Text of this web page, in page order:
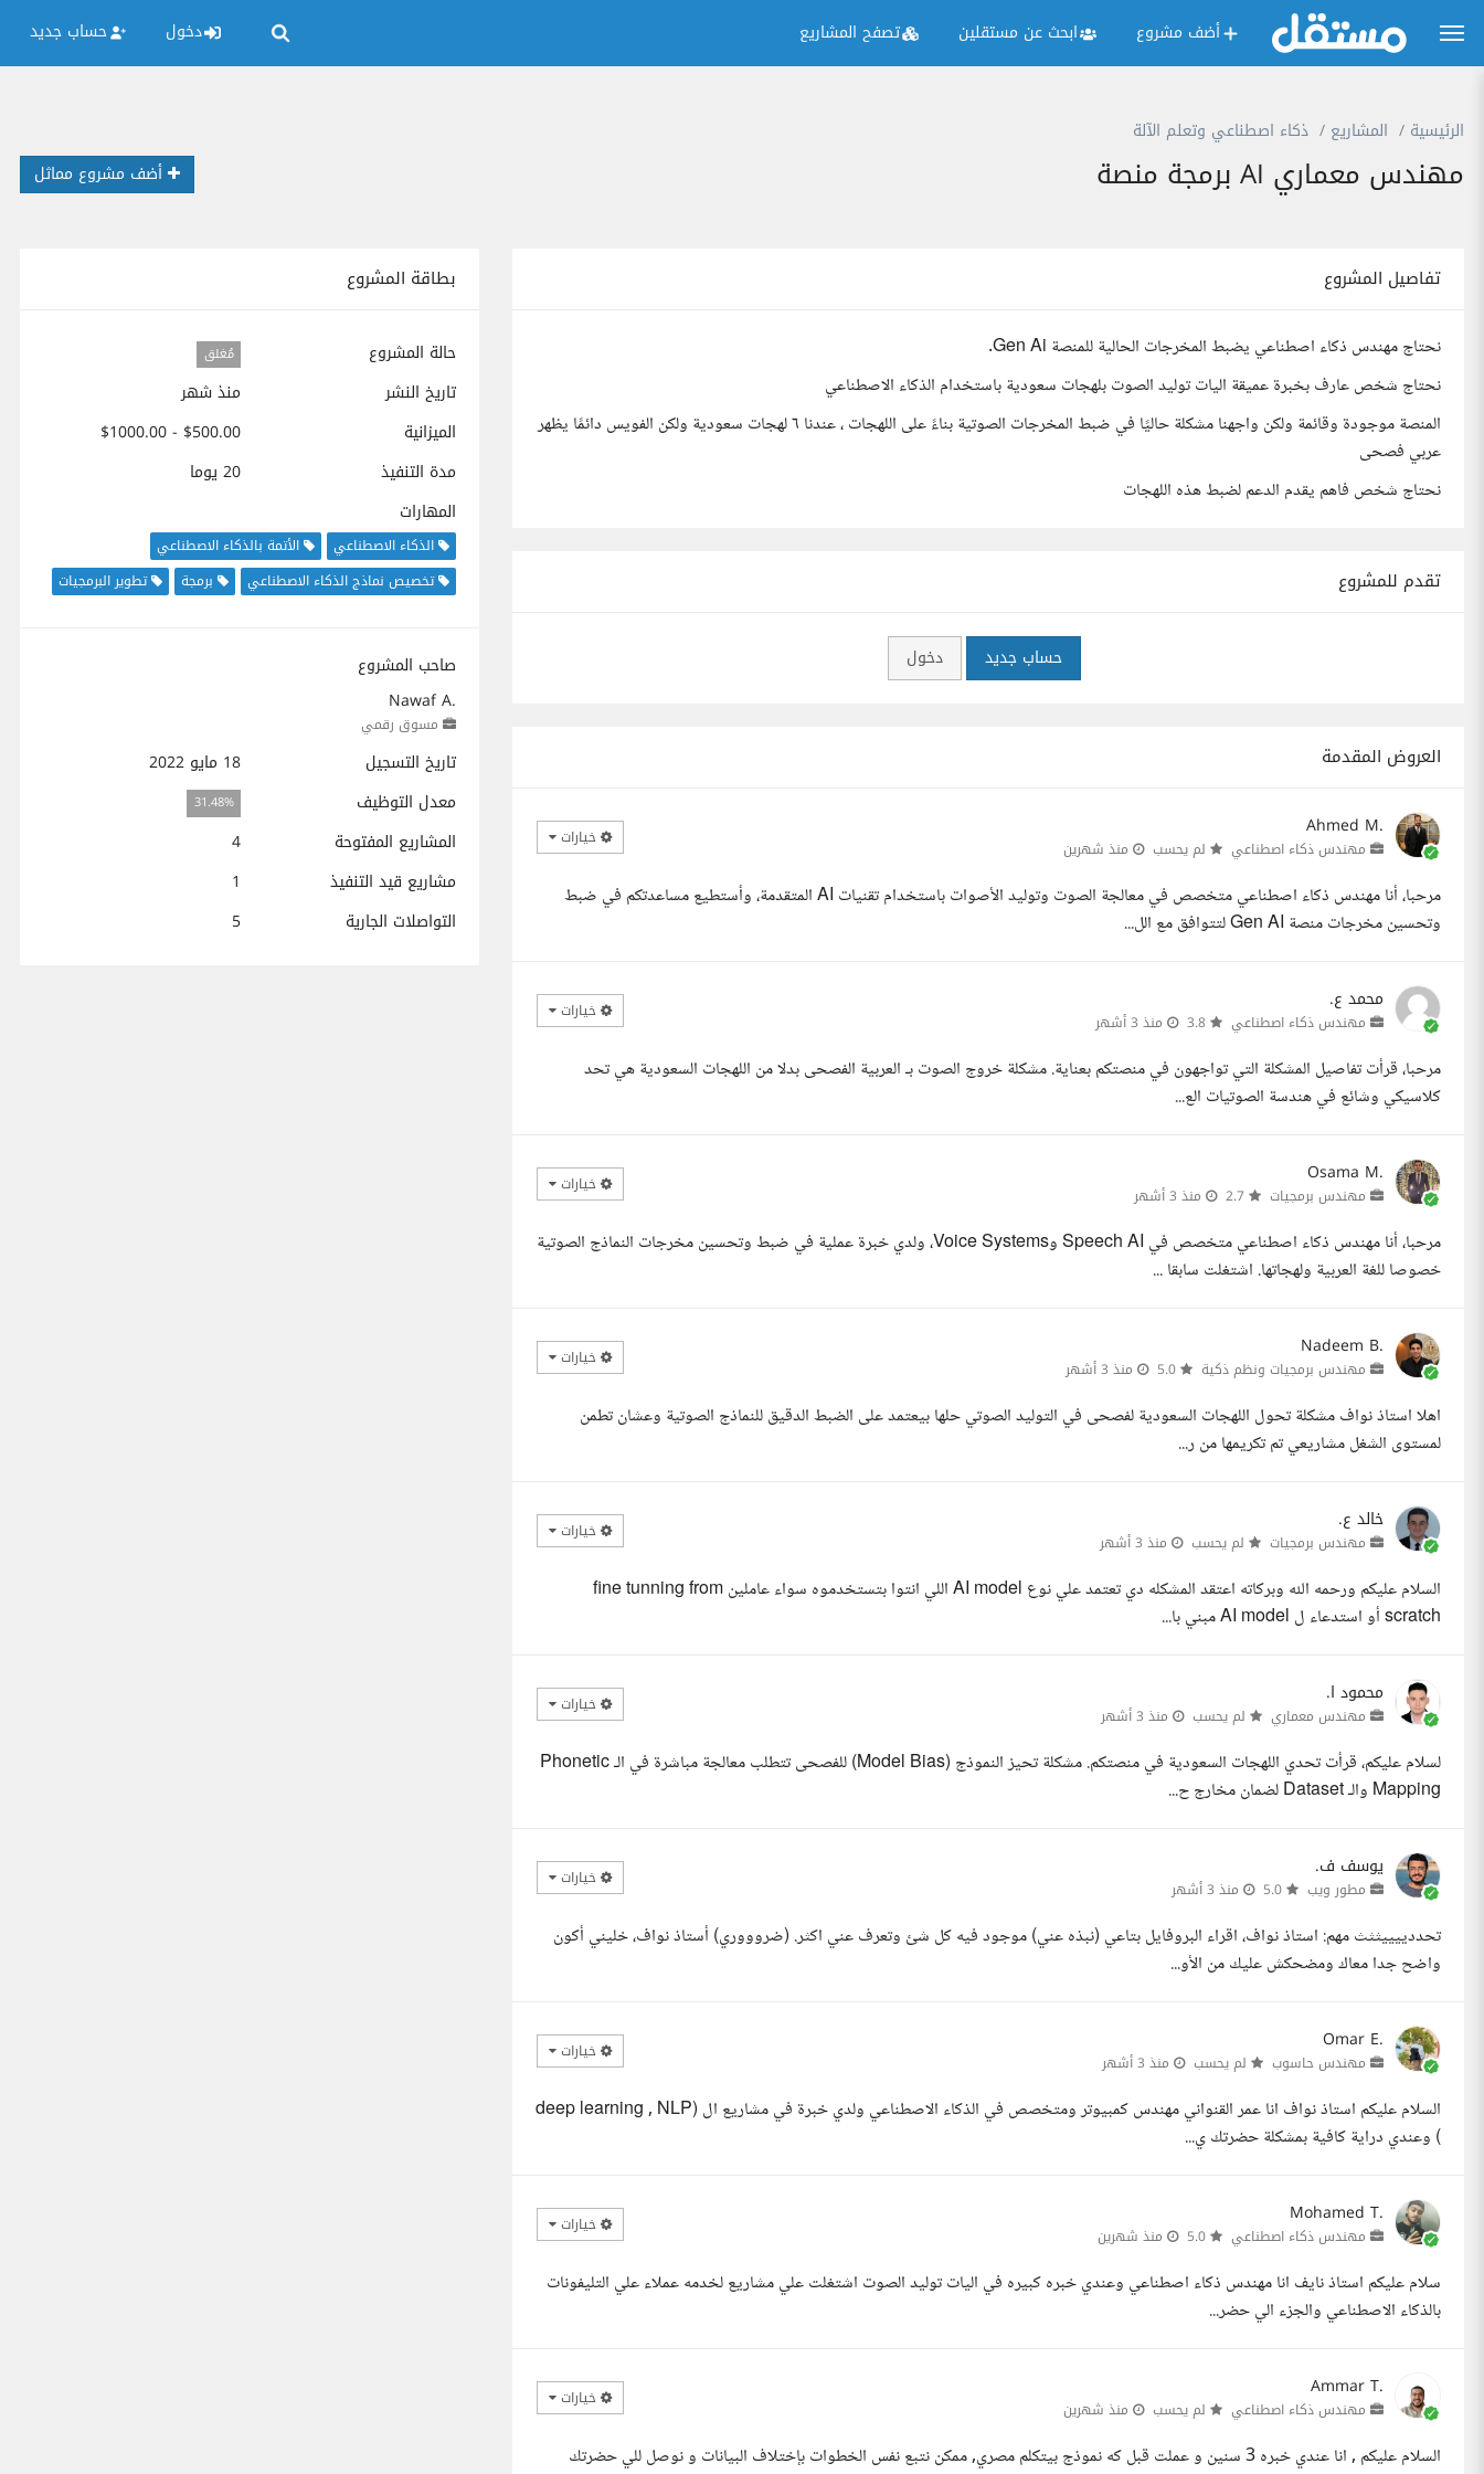
أضف مشروع ابحث عن مستقلين تصفح المشاريع دخول حساب جديد
الرئيسية المشاريع ذكاء اصطناعي وتعلم الآلة
مهندس معماري AI برمجة منصة أضف مشروع مماثل
بطاقة المشروع
حالة المشروع مُغلق
تاريخ النشر
منذ شهر
الميزانية
$500.00 - $1000.00
مدة التنفيذ
20 يوما
المهارات
الذكاء الاصطناعي
الأتمة بالذكاء الاصطناعي
تخصيص نماذج الذكاء الاصطناعي
برمجة تطوير البرمجيات
صاحب المشروع
Nawaf A.
مسوق رقمي
تاريخ التسجيل
18 مايو 2022
معدل التوظيف
31.48%
المشاريع المفتوحة
4
مشاريع قيد التنفيذ
1
التواصلات الجارية
5
تفاصيل المشروع
نحتاج مهندس ذكاء اصطناعي يضبط المخرجات الحالية للمنصة Gen Ai.
نحتاج شخص عارف بخبرة عميقة اليات توليد الصوت بلهجات سعودية باستخدام الذكاء الاصطناعي
المنصة موجودة وقائمة ولكن واجهنا مشكلة حاليًا في ضبط المخرجات الصوتية بناءً على اللهجات ، عندنا ٦ لهجات سعودية ولكن الفويس دائمًا يظهر
عربي فصحى
نحتاج شخص فاهم يقدم الدعم لضبط هذه اللهجات
تقدم للمشروع
حساب جديد دخول
العروض المقدمة
Ahmed M.
مهندس ذكاء اصطناعي لم يحسب منذ شهرين خيارات
مرحبا، أنا مهندس ذكاء اصطناعي متخصص في معالجة الصوت وتوليد الأصوات باستخدام تقنيات AI المتقدمة، وأستطيع مساعدتكم في ضبط
وتحسين مخرجات منصة Gen AI لتتوافق مع الل...
محمد ع.
مهندس ذكاء اصطناعي منذ 3 أشهر خيارات
مرحبا، قرأت تفاصيل المشكلة التي تواجهون في منصتكم بعناية. مشكلة خروج الصوت بـ العربية الفصحى بدلا من اللهجات السعودية هي تحد
كلاسيكي وشائع في هندسة الصوتيات الع...
Osama M.
مهندس برمجيات منذ 3 أشهر خيارات
مرحبا، أنا مهندس ذكاء اصطناعي متخصص في Speech AI وVoice Systems، ولدي خبرة عملية في ضبط وتحسين مخرجات النماذج الصوتية
خصوصا للغة العربية ولهجاتها. اشتغلت سابقا ...
Nadeem B.
مهندس برمجيات ونظم ذكية منذ 3 أشهر خيارات
اهلا استاذ نواف مشكلة تحول اللهجات السعودية لفصحى في التوليد الصوتي حلها بيعتمد على الضبط الدقيق للنماذج الصوتية وعشان تطمن
لمستوى الشغل مشاريعي تم تكريمها من ر...
خالد ع.
مهندس برمجيات لم يحسب منذ 3 أشهر خيارات
السلام عليكم ورحمه الله وبركاته اعتقد المشكله دي تعتمد علي نوع AI model اللي انتوا بتستخدموه سواء عاملين fine tunning from
scratch أو استدعاء ل AI model مبني با...
محمود ا.
مهندس معماري لم يحسب منذ 3 أشهر خيارات
لسلام عليكم، قرأت تحدي اللهجات السعودية في منصتكم. مشكلة تحيز النموذج (Model Bias) للفصحى تتطلب معالجة مباشرة في الـ Phonetic
Mapping والـ Dataset لضمان مخارج ح...
يوسف ف.
مطور ويب منذ 3 أشهر خيارات
تحددييييثثث مهم: استاذ نواف، اقراء البروفايل بتاعي (نبذه عني) موجود فيه كل شئ وتعرف عني اكثر. (ضروووري) أستاذ نواف، خليني أكون
واضح جدا معاك ومضحكش عليك من الأو...
Omar E.
مهندس حاسوب لم يحسب منذ 3 أشهر خيارات
السلام عليكم استاذ نواف انا عمر القنواني مهندس كمبيوتر ومتخصص في الذكاء الاصطناعي ولدي خبرة في مشاريع ال (deep learning , NLP
) وعندي دراية كافية بمشكلة حضرتك ي...
Mohamed T.
مهندس ذكاء اصطناعي منذ شهرين خيارات
سلام عليكم استاذ نايف انا مهندس ذكاء اصطناعي وعندي خبره كبيره في اليات توليد الصوت اشتغلت علي مشاريع لخدمه عملاء علي التليفونات
بالذكاء الاصطناعي والجزء الي حضر...
Ammar T.
مهندس ذكاء اصطناعي لم يحسب منذ شهرين خيارات
السلام عليكم , انا عندي خبره 3 سنين و عملت قبل كه نموذج بيتكلم مصري, ممكن نتبع نفس الخطوات بإختلاف البيانات و نوصل للي حضرتك